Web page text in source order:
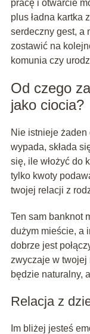
pracę i otwarcie
plus ładna kartka
serdeczny gest, a
zostawić na
komunia czy
Od czego
jako ciocia?
Nie istnieje żaden
wypada, składa
się, ile włożyć do
tylko kwoty
twojej relacji z
Ten sam banknot
dużym mieście, a
dobrze jest
zwyczaje w twojej
będzie naturalny,
Relacja z
Im bliżej jesteś